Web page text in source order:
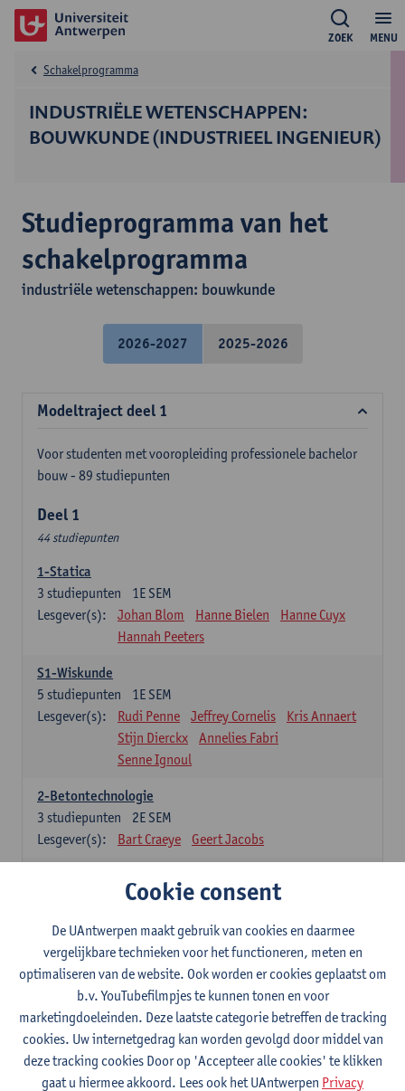
MENU
ZOEK
INDUSTRIËLE WETENSCHAPPEN:
BOUWKUNDE (INDUSTRIEEL INGENIEUR)
Schakelprogramma
Studieprogramma van het
schakelprogramma
industriële wetenschappen: bouwkunde
2026-2027 2025-2026
Modeltraject deel 1
Voor studenten met vooropleiding professionele bachelor
bouw - 89 studiepunten
Deel 1
44 studiepunten
1-Statica
1E SEM
3 studiepunten
Lesgever(s):
Johan Blom Hanne Bielen
Hanne Cuyx
Hannah Peeters
S1-Wiskunde
1E SEM
5 studiepunten
Lesgever(s):
Rudi Penne Jeffrey Cornelis
Kris Annaert
Stijn Dierckx
Annelies Fabri
Senne Ignoul
2-Betontechnologie
2E SEM
3 studiepunten
Lesgever(s):
Bart Craeye Geert Jacobs
2E SEM
Karolien Couscheir
Christina Makoundou
2-Kinematica en Dynamica
2E SEM
studiepunten
Lesgever(s):
Gunther Steenackers Steven Lenssen
2-Materiaalkunde
2E SEM
3studiepunten
Cookie consent
De UAntwerpen maakt gebruik van cookies en daarmee
vergelijkbare technieken voor het functioneren, meten en
optimaliseren van de website. Ook worden er cookies geplaatst om
b.v. YouTubefilmpjes te kunnen tonen en voor
marketingdoeleinden. Deze laatste categorie betreffen de tracking
cookies. Uw internetgedrag kan worden gevolgd door middel van
deze tracking cookies Door op 'Accepteer alle cookies' te klikken
gaat u hiermee akkoord. Lees ook het UAntwerpen Privacy